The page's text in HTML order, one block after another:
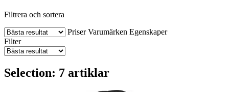
Filtrera och sortera
Priser Varumärken Egenskaper
Filter
Selection: 7 artiklar